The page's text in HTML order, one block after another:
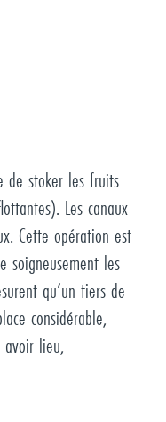
de stoker les fruits
Les canaux
Cette opération est
soigneusement les
qu’un tiers de
considérable,
avoir lieu,